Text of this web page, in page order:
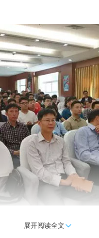
展开阅读全文